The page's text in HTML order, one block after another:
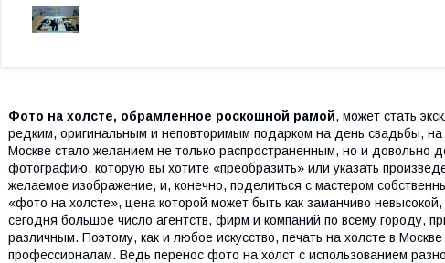
Фото на холсте, обрамленное роскошной рамой, может стать
редким, оригинальным и неповторимым подарком на день свадьбы,
Москве стало желанием не только распространенным, но и довольно
фотографию, которую вы хотите «преобразить» или указать
желаемое изображение, и, конечно, поделиться с мастером
«фото на холсте», цена которой может быть как заманчиво
сегодня большое число агентств, фирм и компаний по всему городу,
различным. Поэтому, как и любое искусство, печать на холсте в
профессионалам. Ведь перенос фото на холст с использованием